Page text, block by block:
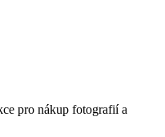
pro nákup fotografií a